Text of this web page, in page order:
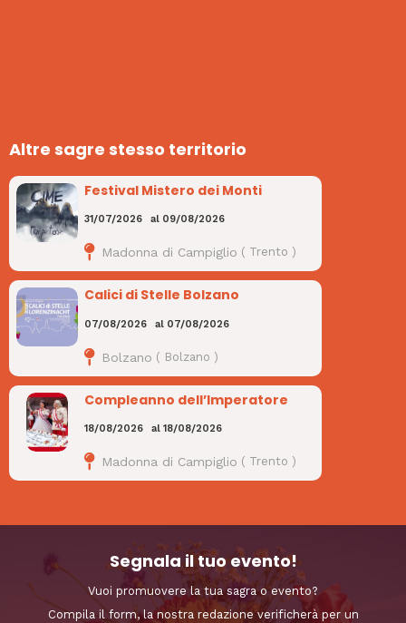
Altre sagre stesso territorio
Festival Mistero dei Monti
31/07/2026 al 09/08/2026
Madonna di Campiglio ( Trento )
Calici di Stelle Bolzano
07/08/2026 al 07/08/2026
Bolzano ( Bolzano )
Compleanno dell’Imperatore
18/08/2026 al 18/08/2026
Madonna di Campiglio ( Trento )
Segnala il tuo evento!
Vuoi promuovere la tua sagra o evento?
Compila il form, la nostra redazione verificherà per un